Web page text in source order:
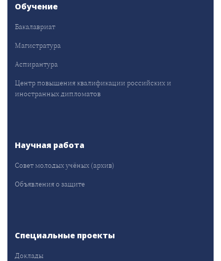
Обучение
Бакалавриат
Магистратура
Аспирантура
Центр повышения квалификации российских и
иностранных дипломатов
Научная работа
Совет молодых учёных (архив)
Объявления о защите
Специальные проекты
Доклады